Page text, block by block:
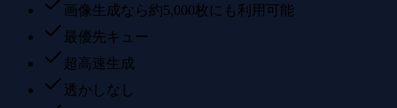
画像生成なら約5,000枚にも利用可能
最優先キュー
超高速生成
透かしなし